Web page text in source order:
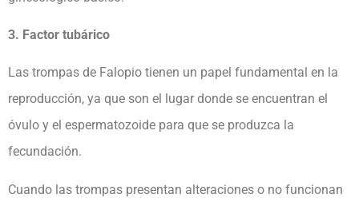
3. Factor tubárico
Las trompas de Falopio tienen un papel fundamental en la
reproducción, ya que son el lugar donde se encuentran el
óvulo y el espermatozoide para que se produzca la
fecundación.
Cuando las trompas presentan alteraciones o no funcionan